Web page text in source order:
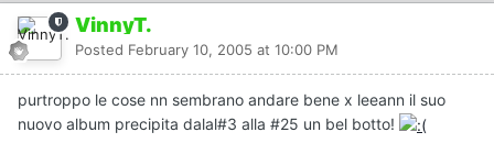
VinnyT.
Posted February 10, 2005 at 10:00 PM
purtroppo le cose nn sembrano andare bene x leeann il suo
nuovo album precipita dalal#3 alla #25 un bel botto!